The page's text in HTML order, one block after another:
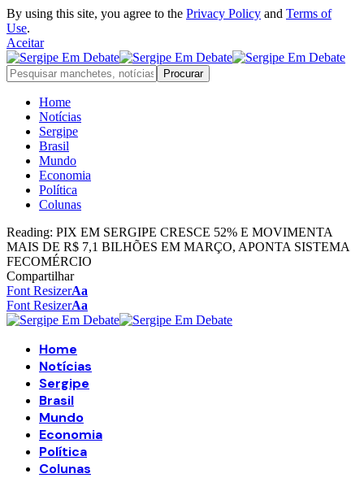
By using this site, you agree to the Privacy Policy and Terms of
Use.
Aceitar
Home
Notícias
Sergipe
Brasil
Mundo
Economia
Política
Colunas
Reading: PIX EM SERGIPE CRESCE 52% E MOVIMENTA
MAIS DE R$ 7,1 BILHÕES EM MARÇO, APONTA SISTEMA
FECOMÉRCIO
Compartilhar
Font ResizerAa
Font ResizerAa
Home
Notícias
Sergipe
Brasil
Mundo
Economia
Política
Colunas